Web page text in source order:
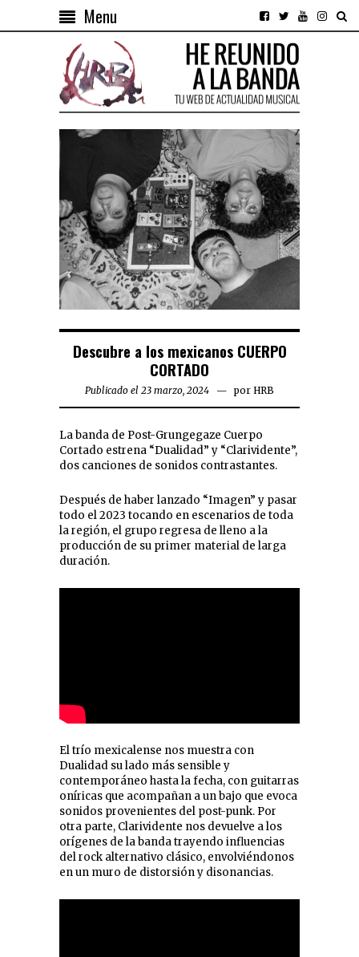
Menu
Descubre a los mexicanos CUERPO
CORTADO
Publicado el 23 marzo, 2024 por HRB
La banda de Post-Grungegaze Cuerpo
Cortado estrena “Dualidad” y “Clarividente”,
dos canciones de sonidos contrastantes.
Después de haber lanzado “Imagen” y pasar
todo el 2023 tocando en escenarios de toda
la región, el grupo regresa de lleno a la
producción de su primer material de larga
duración.
El trío mexicalense nos muestra con
Dualidad su lado más sensible y
contemporáneo hasta la fecha, con guitarras
oníricas que acompañan a un bajo que evoca
sonidos provenientes del post-punk. Por
otra parte, Clarividente nos devuelve a los
orígenes de la banda trayendo influencias
del rock alternativo clásico, envolviéndonos
en un muro de distorsión y disonancias.